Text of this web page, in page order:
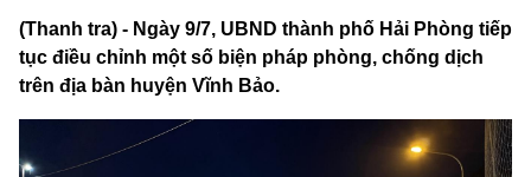
(Thanh tra) - Ngày 9/7, UBND thành phố Hải Phòng tiếp
tục điều chỉnh một số biện pháp phòng, chống dịch
trên địa bàn huyện Vĩnh Bảo.